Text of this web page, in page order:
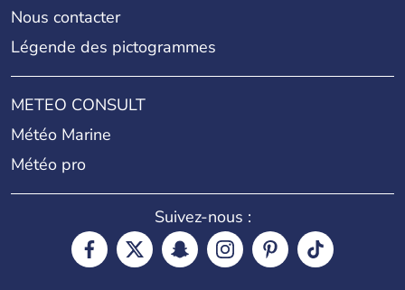
Nous contacter
Légende des pictogrammes
METEO CONSULT
Météo Marine
Météo pro
Suivez-nous :